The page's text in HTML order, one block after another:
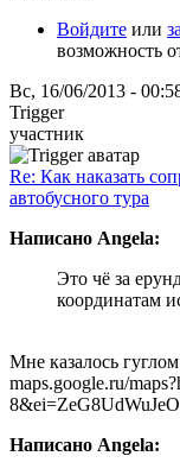
Войдите или
возможность
Вс, 16/06/2013 -
Trigger
участник
Re: Как наказать
автобусного тура
Написано Angela:
Это чё за
координатам
Мне казалось
maps.google.ru/
Написано Angela: